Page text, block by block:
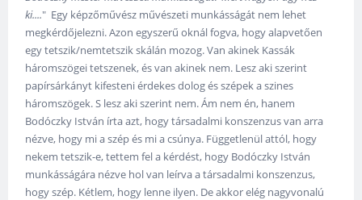
ki...." Egy képzőművész művészeti munkásságát nem lehet
megkérdőjelezni. Azon egyszerű oknál fogva, hogy alapvetően
egy tetszik/nemtetszik skálán mozog. Van akinek Kassák
háromszögei tetszenek, és van akinek nem. Lesz aki szerint
papírsárkányt kifesteni érdekes dolog és szépek a szines
háromszögek. S lesz aki szerint nem. Ám nem én, hanem
Bodóczky István írta azt, hogy társadalmi konszenzus van arra
nézve, hogy mi a szép és mi a csúnya. Függetlenül attól, hogy
nekem tetszik-e, tettem fel a kérdést, hogy Bodóczky István
munkásságára nézve hol van leírva a társadalmi konszenzus,
hogy szép. Kétlem, hogy lenne ilyen. De akkor elég nagyvonalú